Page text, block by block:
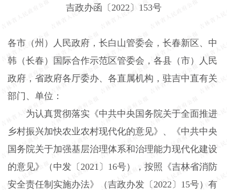
吉政办函〔2022〕 153号
各市（州）人民政府，长白山管委会，长春新区、中
韩（长春）国际合作示范区管委会，各县（市）人民
政府，省政府各厅委办、各直属机构，驻吉中直有关
部门、单位：
为认真贯彻落实《中共中央国务院关于全面推进
乡村振兴加快农业农村现代化的意见》、《中共中央
国务院关于加强基层治理体系和治理能力现代化建设
的意见》（中发〔2021 〕 16号），按照《吉林省消防
安全责任制实施办法》（吉政办发〔2022〕 15号）有